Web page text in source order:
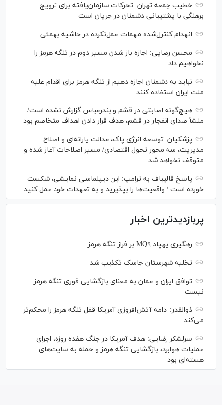
خطیب جمعه تهران: تحرکات سازمان‌یافته برای ترویج
برهنگی با پشتیبانی دشمنان در جریان است
انهدام کنترل‌شده مهمات عمل‌نکرده در حاشیه بهمئی
محسن رضایی: اجازه باز شدن مسیر دوم در تنگه هرمز را
نخواهیم داد
نباید به دشمنان اجازه دهیم از تنگه هرمز برای اقدام علیه
ملت ایران استفاده کنند
هیچ‌گونه اصابتی در قشم و بندرعباس گزارش نشده است/
منشأ صدای انفجار در قشم، هدف قرار دادن اهداف متخاصم بود
پزشکیان: توسعه انرژی پاک، عدالت یارانه‌ای و اصلاح
مدیریت، سه محور تحول اقتصادی/ مسیر اصلاحات آغاز شده و
متوقف نخواهد شد
پاسخ قالیباف به ترامپ: این دیپلماسی نمایشی، شکست
خورده است / واقعیت‌ها را بپذیرید و به تعهدات خود عمل کنید
پربازدیدترین اخبار
رهگیری پهپاد MQ۹ بر فراز تنگه هرمز
تخلیه شهرستان جاسک تکذیب شد
توافق ایران و عمان به معنای بازگشایی فوری تنگه هرمز
نیست
ذوالقدر: ادامه آتش‌افروزی آمریکا قفل تنگه هرمز را محکم‌تر
می‌کند
سرلشکر رضایی: هدف آمریکا در جنگ هفده روزه، اجرای
عملیات هوابرد، بازگشایی تنگه هرمز و حمله به سایت‌های
هسته‌ای بود